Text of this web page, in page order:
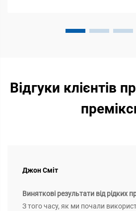
Відгуки клієнтів
Джон Сміт
Виняткові результати від рідких
З того часу, як ми почали